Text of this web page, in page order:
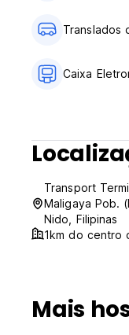
Translados
Caixa
Transport
Maligaya Pob.
Nido, Filipinas
1km do centro
Mais